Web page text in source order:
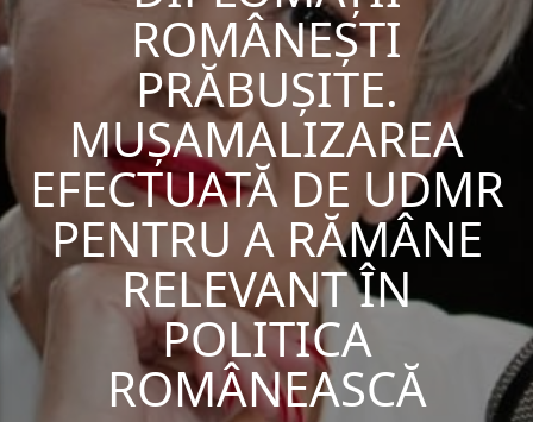
ROMÂNEȘTI
PRĂBUȘITE.
MUȘAMALIZAREA
EFECTUATĂ DE UDMR
PENTRU A RĂMÂNE
RELEVANT ÎN
POLITICA
ROMÂNEASCĂ